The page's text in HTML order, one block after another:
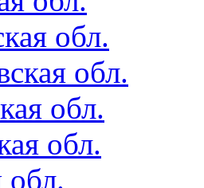
обл.
обл.
обл.
обл.
обл.